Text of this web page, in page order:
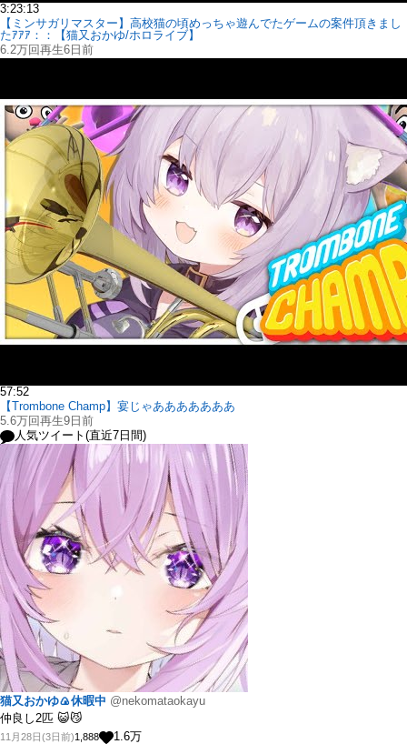
3:23:13
【ミンサガリマスター】高校猫の頃めっちゃ遊んでたゲームの案件頂きまし
たｱｱｱ：：【猫又おかゆ/ホロライブ】
6.2万回再生6日前
57:52
【Trombone Champ】宴じゃあああああああ
5.6万回再生9日前
人気ツイート(直近7日間)
猫又おかゆ🍙休暇中 @nekomataokayu
仲良し2匹 😺😼
11月28日(3日前)1,888 1.6万